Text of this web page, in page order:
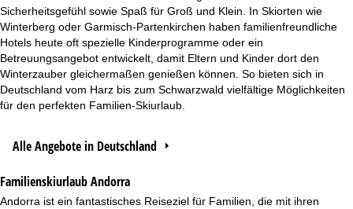
Sicherheitsgefühl sowie Spaß für Groß und Klein. In Skiorten wie
Winterberg oder Garmisch-Partenkirchen haben familienfreundliche
Hotels heute oft spezielle Kinderprogramme oder ein
Betreuungsangebot entwickelt, damit Eltern und Kinder dort den
Winterzauber gleichermaßen genießen können. So bieten sich in
Deutschland vom Harz bis zum Schwarzwald vielfältige Möglichkeiten
für den perfekten Familien-Skiurlaub.
Alle Angebote in Deutschland
Familienskiurlaub Andorra
Andorra ist ein fantastisches Reiseziel für Familien, die mit ihren